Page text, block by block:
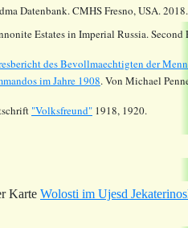
Datenbank. CMHS Fresno, USA.
Estates in Imperial Russia.
des Bevollmaechtigten der
im Jahre 1908. Von Michael
"Volksfreund" 1918, 1920.
Karte Wolosti im Ujesd